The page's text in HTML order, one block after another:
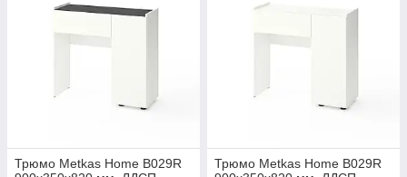
Трюмо Metkas Home B029R
Трюмо Metkas Home B029R